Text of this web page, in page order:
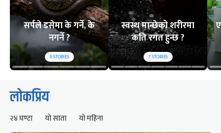
सर्पले डसेमा के गर्ने, के
नगर्ने ?
6STORIES
स्वस्थ मान्छेको शरीरमा
कति रगत हुन्छ ?
7STORIES
लोकप्रिय
२४ घण्टा यो साता यो महिना